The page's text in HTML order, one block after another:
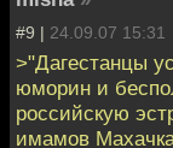
#9 | 24.09.07 15:31
>"Дагестанцы
юморин и
российскую
имамов